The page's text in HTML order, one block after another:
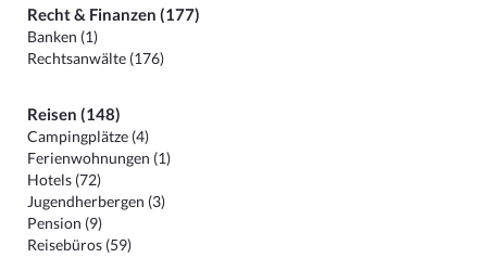
Recht & Finanzen (177)
Banken (1)
Rechtsanwälte (176)
Reisen (148)
Campingplätze (4)
Ferienwohnungen (1)
Hotels (72)
Jugendherbergen (3)
Pension (9)
Reisebüros (59)